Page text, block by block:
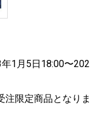
1月5日18:00〜202
限定商品となりま